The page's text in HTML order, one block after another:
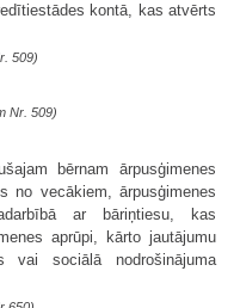
kontā, kas atvērts
509)
Nr. 509)
bērnam ārpusģimenes
no vecākiem, ārpusģimenes
ar bāriņtiesu, kas
aprūpi, kārto jautājumu
vai sociālā nodrošinājuma